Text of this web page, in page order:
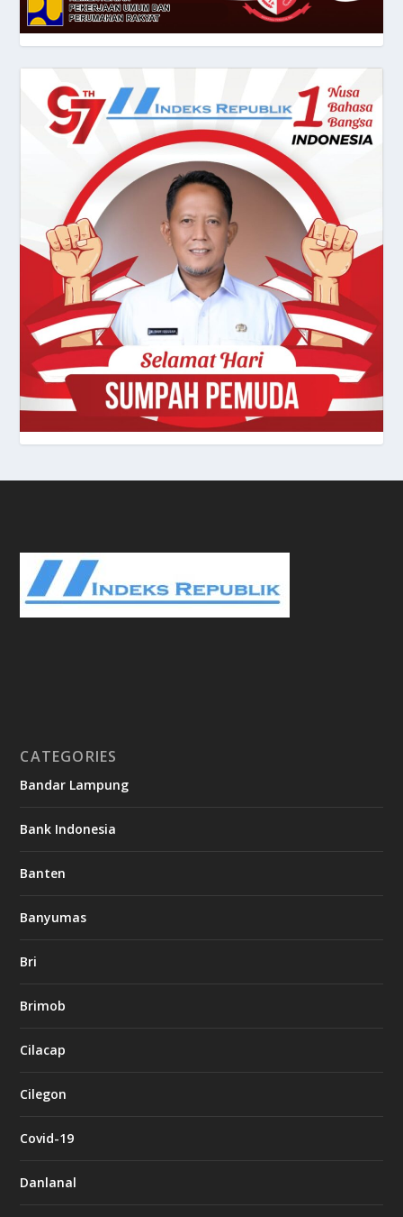
CATEGORIES
Bandar Lampung
Bank Indonesia
Banten
Banyumas
Bri
Brimob
Cilacap
Cilegon
Covid-19
Danlanal